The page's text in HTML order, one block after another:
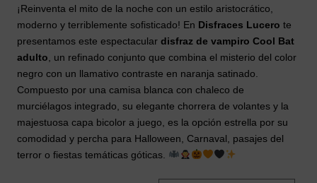
¡Reinventa el mito de la noche con un estilo aristocrático,
moderno y terriblemente sofisticado! En Disfraces Lucero te
presentamos este espectacular disfraz de vampiro Cool Bat
adulto , un refinado conjunto que combina el misterio del color
negro con un llamativo contraste en naranja satinado.
Compuesto por una camisa blanca con chaleco de
murciélagos integrado, su elegante chorrera de volantes y la
majestuosa capa bicolor a juego, es la opción estrella por su
comodidad y percha para Halloween, Carnaval, pasajes del
terror o fiestas temáticas góticas.